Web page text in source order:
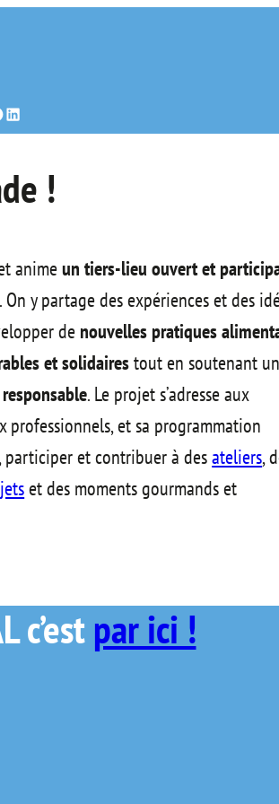
LinkedIn
!
animeun tiers-lieu ouvert et
y partage des expériences et des
de nouvelles pratiques
et solidairestout en soutenant
. Le projet s’adresse aux
professionnels, et sa programmation
participer et contribuer à desateliers,
et des moments gourmands et
c’estpar ici !